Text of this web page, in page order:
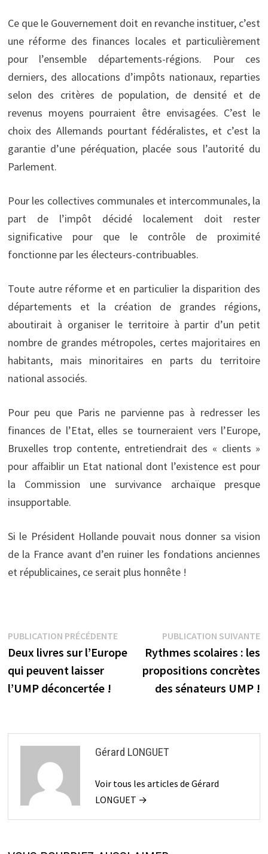
Ce que le Gouvernement doit en revanche instituer, c’est
une réforme des finances locales et particulièrement
pour l’ensemble départements-régions. Pour ces
derniers, des allocations d’impôts nationaux, reparties
selon des critères de population, de densité et de
revenus moyens pourraient être envisagées. C’est le
choix des Allemands pourtant fédéralistes, et c’est la
garantie d’une péréquation, placée sous l’autorité du
Parlement.
Pour les collectives communales et intercommunales, la
part de l’impôt décidé localement doit rester
significative pour que le contrôle de proximité
fonctionne par les électeurs-contribuables.
Toute autre réforme et en particulier la disparition des
départements et la création de grandes régions,
aboutirait à organiser le territoire à partir d’un petit
nombre de grandes métropoles, certes majoritaires en
habitants, mais minoritaires en parts du territoire
national associés.
Pour peu que Paris ne parvienne pas à redresser les
finances de l’Etat, elles se tourneraient vers l’Europe,
Bruxelles trop contente, entretiendrait des « clients »
pour affaiblir un Etat national dont l’existence est pour
la Commission une survivance archaïque presque
insupportable.
Si le Président Hollande pouvait nous donner sa vision
de la France avant d’en ruiner les fondations anciennes
et républicaines, ce serait plus honnête !
Navigation
de
l’article
PUBLICATION PRÉCÉDENTEPublication
précédente :
Deux livres sur l’Europe
qui peuvent laisser
l’UMP déconcertée !
PUBLICATION SUIVANTE
Rythmes scolaires : les
propositions concrètes
des sénateurs UMP !
Gérard LONGUET
Voir tous les articles de Gérard
LONGUET →